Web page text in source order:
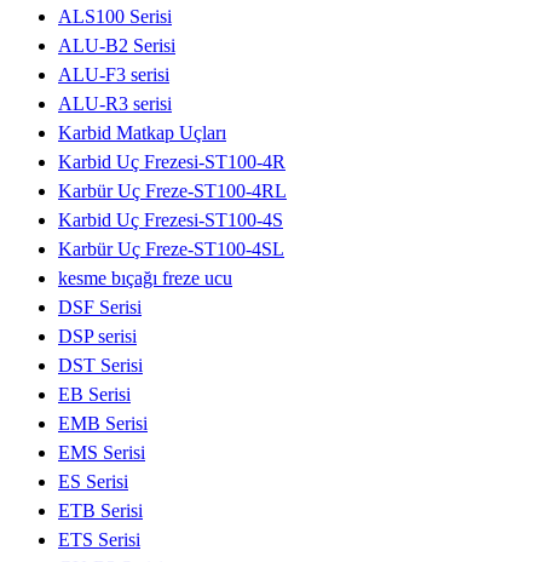
ALS100 Serisi
ALU-B2 Serisi
ALU-F3 serisi
ALU-R3 serisi
Karbid Matkap Uçları
Karbid Uç Frezesi-ST100-4R
Karbür Uç Freze-ST100-4RL
Karbid Uç Frezesi-ST100-4S
Karbür Uç Freze-ST100-4SL
kesme bıçağı freze ucu
DSF Serisi
DSP serisi
DST Serisi
EB Serisi
EMB Serisi
EMS Serisi
ES Serisi
ETB Serisi
ETS Serisi